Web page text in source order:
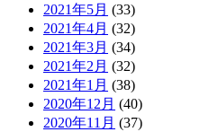
2021年5月 (33)
2021年4月 (32)
2021年3月 (34)
2021年2月 (32)
2021年1月 (38)
2020年12月 (40)
2020年11月 (37)